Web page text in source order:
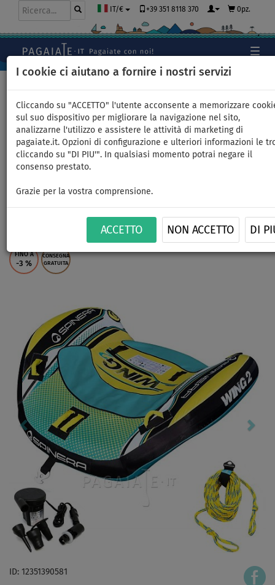
I cookie ci aiutano a fornire i nostri servizi
Cliccando su "ACCETTO" l'utente acconsente a memorizzare
sul suo dispositivo per migliorare la navigazione nel sito,
analizzarne l'utilizzo e assistere le attività di marketing di
pagaiate.it. Opzioni di configurazione e ulteriori informazioni le
cliccando su "DI PIU'". In qualsiasi momento potrai negare il
consenso prestato.
Grazie per la vostra comprensione.
ACCETTO NON ACCETTO DI
IT/€ +39 351 8118 370 0pz.
Gonfiabile da traino SPINERA
WING 2 towable - 2 posti -
opzione: + corda da traino +
FINO A
-3 %
CONSEGNA
GRATUITA
ID: 12351390581